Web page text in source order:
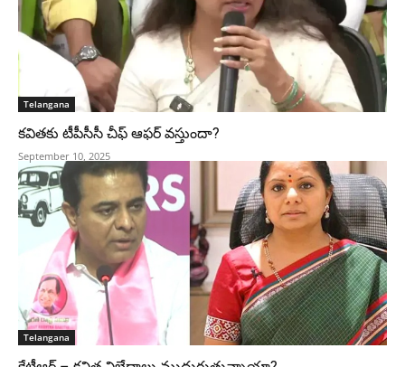
Telangana
కవితకు టీపీసీసీ చీఫ్ ఆఫర్ వస్తుందా?
September 10, 2025
Telangana